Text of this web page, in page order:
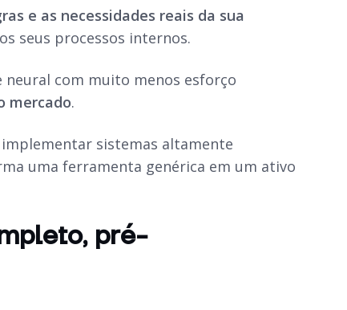
e as necessidades reais da sua
seus processos internos.
com muito menos esforço
mercado.
sistemas altamente
uma ferramenta genérica em um ativo
pré-